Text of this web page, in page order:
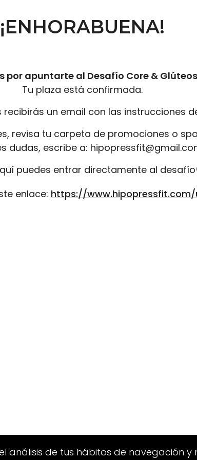
¡ENHORABUENA!
por apuntarte al Desafío Core &
Tu plaza está confirmada.
recibirás un email con las instrucciones
revisa tu carpeta de promociones o
dudas, escribe a:
puedes entrar directamente al
enlace: https://
análisis de tus hábitos de navegación